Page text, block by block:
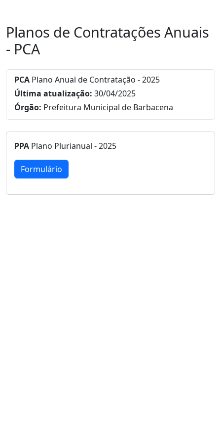
Planos de Contratações Anuais
- PCA
PCA Plano Anual de Contratação - 2025
Última atualização: 30/04/2025
Órgão: Prefeitura Municipal de Barbacena
PPA Plano Plurianual - 2025
Formulário